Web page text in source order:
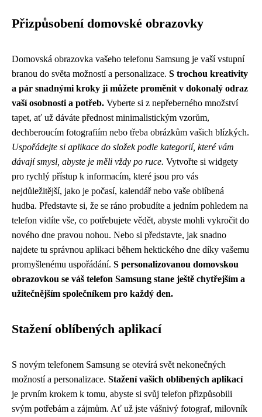
Přizpůsobení domovské obrazovky
Domovská obrazovka vašeho telefonu Samsung je vaší vstupní
branou do světa možností a personalizace. S trochou kreativity
a pár snadnými kroky ji můžete proměnit v dokonalý odraz
vaší osobnosti a potřeb. Vyberte si z nepřeberného množství
tapet, ať už dáváte přednost minimalistickým vzorům,
dechberoucím fotografiím nebo třeba obrázkům vašich blízkých.
Uspořádejte si aplikace do složek podle kategorií, které vám
dávají smysl, abyste je měli vždy po ruce. Vytvořte si widgety
pro rychlý přístup k informacím, které jsou pro vás
nejdůležitější, jako je počasí, kalendář nebo vaše oblíbená
hudba. Představte si, že se ráno probudíte a jedním pohledem na
telefon vidíte vše, co potřebujete vědět, abyste mohli vykročit do
nového dne pravou nohou. Nebo si představte, jak snadno
najdete tu správnou aplikaci během hektického dne díky vašemu
promyšlenému uspořádání. S personalizovanou domovskou
obrazovkou se váš telefon Samsung stane ještě chytřejším a
užitečnějším společníkem pro každý den.
Stažení oblíbených aplikací
S novým telefonem Samsung se otevírá svět nekonečných
možností a personalizace. Stažení vašich oblíbených aplikací
je prvním krokem k tomu, abyste si svůj telefon přizpůsobili
svým potřebám a zájmům. Ať už jste vášnivý fotograf, milovník